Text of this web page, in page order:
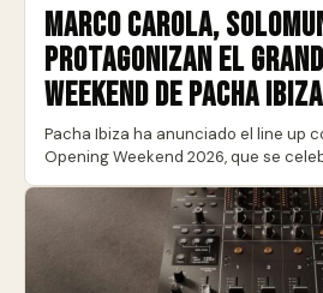
Marco Carola,
protagonizan el
Weekend de Pacha Ibiza
Pacha Ibiza ha anunciado el line up
Opening Weekend 2026, que se